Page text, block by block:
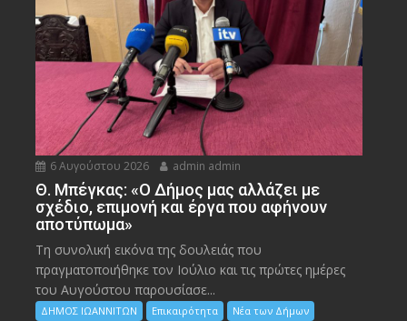
6 Αυγούστου 2026 admin admin
Θ. Μπέγκας: «Ο Δήμος μας αλλάζει με
σχέδιο, επιμονή και έργα που αφήνουν
αποτύπωμα»
Τη συνολική εικόνα της δουλειάς που
πραγματοποιήθηκε τον Ιούλιο και τις πρώτες ημέρες
του Αυγούστου παρουσίασε...
ΔΗΜΟΣ ΙΩΑΝΝΙΤΩΝ Επικαιρότητα Νέα των Δήμων